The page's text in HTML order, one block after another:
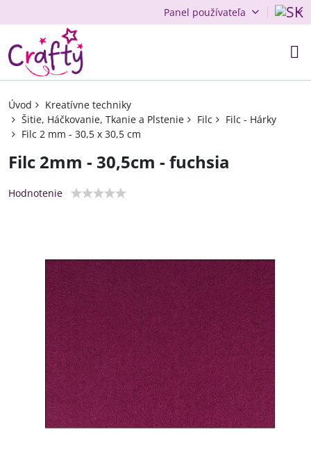
Panel používateľa
Úvod
Kreatívne techniky
Šitie, Háčkovanie, Tkanie a Plstenie
Filc
Filc - Hárky
Filc 2 mm - 30,5 x 30,5 cm
Filc 2mm - 30,5cm - fuchsia
Hodnotenie